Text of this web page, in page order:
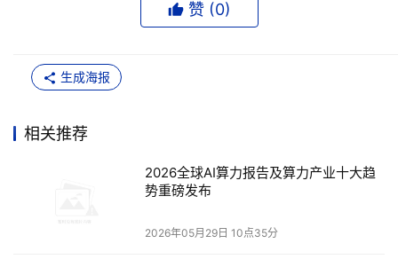
Elliot表示：“随着企业业务的转变，导致其迫切需要了解数
体验之间的交互。一旦数字体验管理效果不佳，就会导致业
务崩溃的风险，进而影响公司和管理声誉、造成收入下降、
用户及客户身上，成功就将到来。”
最新版SteelCentral解决方案提供了首
个支持真正企业级视图的统一APM和终端用户体验监测解
况、产品线中每一项应用的数字体验、对执行的每项交易进
赞 (0)
生成海报
相关推荐
2026全球AI算力报告及算力产业十大趋
势重磅发布
2026年05月29日 10点35分